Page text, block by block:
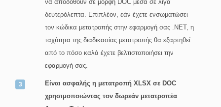
να αποδοθούν σε μορφή DOC μέσα σε λίγα
δευτερόλεπτα. Επιπλέον, εάν έχετε ενσωματώσει
τον κώδικα μετατροπής στην εφαρμογή σας .NET, η
ταχύτητα της διαδικασίας μετατροπής θα εξαρτηθεί
από το πόσο καλά έχετε βελτιστοποιήσει την
εφαρμογή σας.
Είναι ασφαλής η μετατροπή XLSX σε DOC
χρησιμοποιώντας τον δωρεάν μετατροπέα